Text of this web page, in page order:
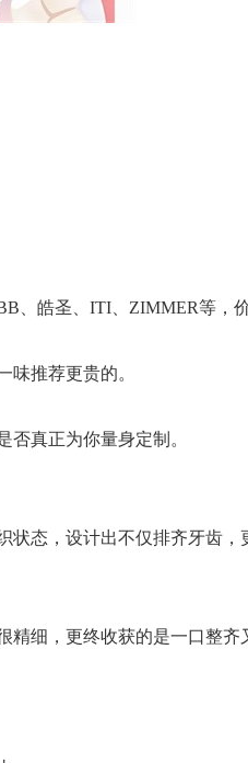
、皓圣、ITI、ZIMMER等，
推荐更贵的。
真正为你量身定制。
状态，设计出不仅排齐牙齿，
精细，更终收获的是一口整齐